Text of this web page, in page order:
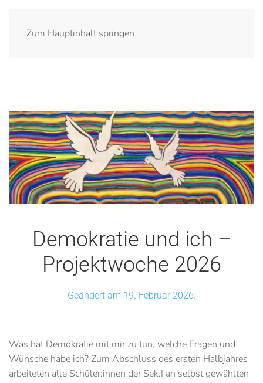
Zum Hauptinhalt springen
Demokratie und ich –
Projektwoche 2026
Geändert am 19. Februar 2026.
Was hat Demokratie mit mir zu tun, welche Fragen und
Wünsche habe ich? Zum Abschluss des ersten Halbjahres
arbeiteten alle Schüler:innen der Sek.I an selbst gewählten